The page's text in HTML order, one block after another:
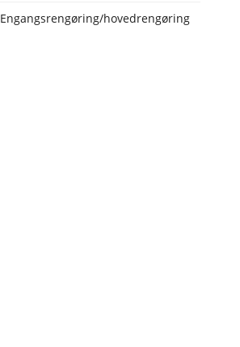
Engangsrengøring/hovedrengøring